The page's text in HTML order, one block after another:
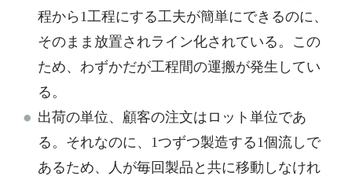
程から1工程にする工夫が簡単にできるのに、
そのまま放置されライン化されている。この
ため、わずかだが工程間の運搬が発生してい
る。
出荷の単位、顧客の注文はロット単位であ
る。それなのに、1つずつ製造する1個流しで
あるため、人が毎回製品と共に移動しなけれ